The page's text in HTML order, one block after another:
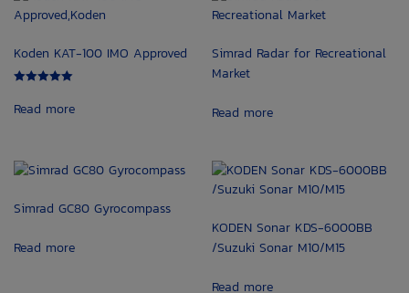
Koden KAT-100 IMO Approved
5.00
out of 5
Read more
Simrad Radar for Recreational
Market
Read more
Simrad GC80 Gyrocompass
Read more
KODEN Sonar KDS-6000BB
/Suzuki Sonar M10/M15
Read more